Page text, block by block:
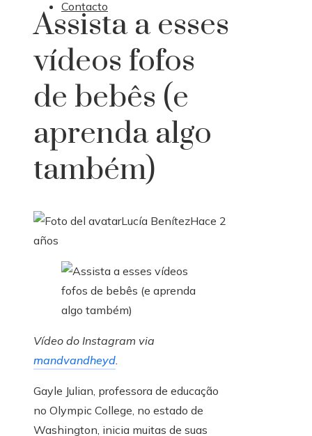
Contacto
Assista a esses
vídeos fofos
de bebês (e
aprenda algo
também)
Lucía BenítezHace 2
años
Vídeo do Instagram via
mandvandheyd.
Gayle Julian, professora de educação
no Olympic College, no estado de
Washington, inicia muitas de suas